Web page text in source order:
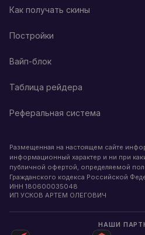
Как получать скины
Постройки
Вайп-блок
Таблица рейдера
Реферальная система
Размещенная на настоящем сайте
информационный характер и ни при
публичной офертой, определяемой
Гражданского кодекса Российской
ИНН 180600035048
ИП УСКОВ АРТЕМ ОЛЕГОВИЧ
НАШИ